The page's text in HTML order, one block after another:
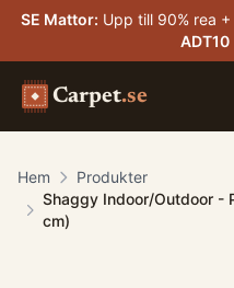
SE Mattor: Upp till 90% rea
ADT10
Carpet.se
Hem
Produkter
Shaggy Indoor/Outdoor -
cm)